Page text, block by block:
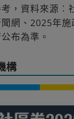
，資料來源︰
網、2025年
布為準。
構